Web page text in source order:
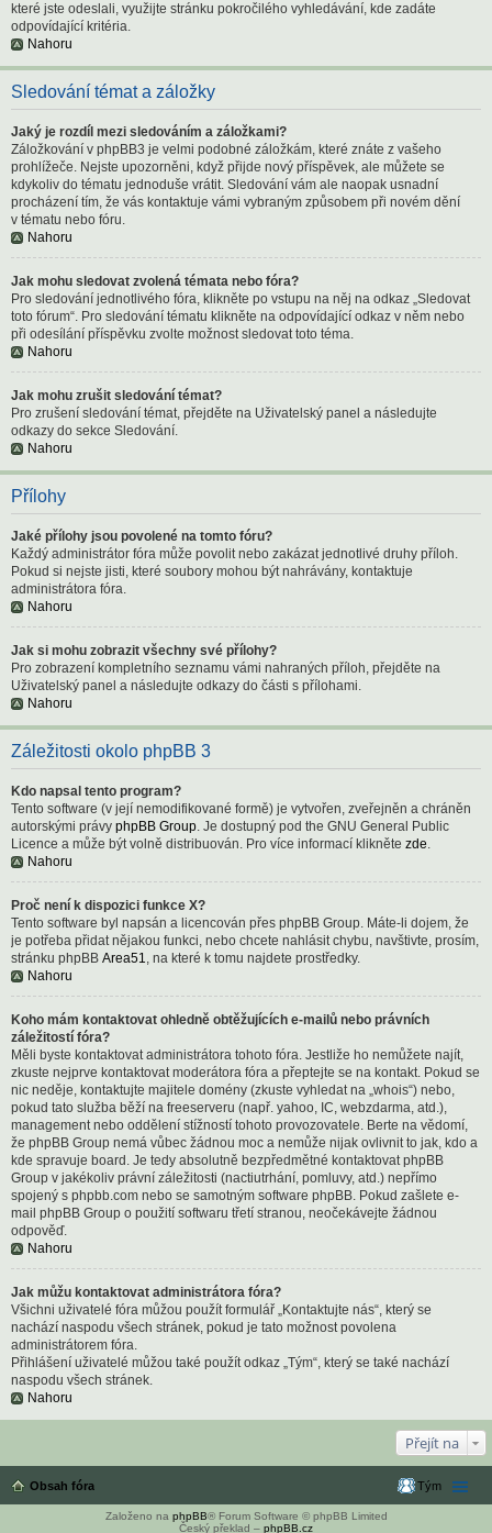
které jste odeslali, využijte stránku pokročilého vyhledávání, kde zadáte
odpovídající kritéria.
Nahoru
Sledování témat a záložky
Jaký je rozdíl mezi sledováním a záložkami?
Záložkování v phpBB3 je velmi podobné záložkám, které znáte z vašeho
prohlížeče. Nejste upozorněni, když přijde nový příspěvek, ale můžete se
kdykoliv do tématu jednoduše vrátit. Sledování vám ale naopak usnadní
procházení tím, že vás kontaktuje vámi vybraným způsobem při novém dění
v tématu nebo fóru.
Nahoru
Jak mohu sledovat zvolená témata nebo fóra?
Pro sledování jednotlivého fóra, klikněte po vstupu na něj na odkaz „Sledovat
toto fórum“. Pro sledování tématu klikněte na odpovídající odkaz v něm nebo
při odesílání příspěvku zvolte možnost sledovat toto téma.
Nahoru
Jak mohu zrušit sledování témat?
Pro zrušení sledování témat, přejděte na Uživatelský panel a následujte
odkazy do sekce Sledování.
Nahoru
Přílohy
Jaké přílohy jsou povolené na tomto fóru?
Každý administrátor fóra může povolit nebo zakázat jednotlivé druhy příloh.
Pokud si nejste jisti, které soubory mohou být nahrávány, kontaktuje
administrátora fóra.
Nahoru
Jak si mohu zobrazit všechny své přílohy?
Pro zobrazení kompletního seznamu vámi nahraných příloh, přejděte na
Uživatelský panel a následujte odkazy do části s přílohami.
Nahoru
Záležitosti okolo phpBB 3
Kdo napsal tento program?
Tento software (v její nemodifikované formě) je vytvořen, zveřejněn a chráněn
autorskými právy phpBB Group. Je dostupný pod the GNU General Public
Licence a může být volně distribuován. Pro více informací klikněte zde.
Nahoru
Proč není k dispozici funkce X?
Tento software byl napsán a licencován přes phpBB Group. Máte-li dojem, že
je potřeba přidat nějakou funkci, nebo chcete nahlásit chybu, navštivte, prosím,
stránku phpBB Area51, na které k tomu najdete prostředky.
Nahoru
Koho mám kontaktovat ohledně obtěžujících e-mailů nebo právních
záležitostí fóra?
Měli byste kontaktovat administrátora tohoto fóra. Jestliže ho nemůžete najít,
zkuste nejprve kontaktovat moderátora fóra a přeptejte se na kontakt. Pokud se
nic neděje, kontaktujte majitele domény (zkuste vyhledat na „whois“) nebo,
pokud tato služba běží na freeserveru (např. yahoo, IC, webzdarma, atd.),
management nebo oddělení stížností tohoto provozovatele. Berte na vědomí,
že phpBB Group nemá vůbec žádnou moc a nemůže nijak ovlivnit to jak, kdo a
kde spravuje board. Je tedy absolutně bezpředmětné kontaktovat phpBB
Group v jakékoliv právní záležitosti (nactiutrhání, pomluvy, atd.) nepřímo
spojený s phpbb.com nebo se samotným software phpBB. Pokud zašlete e-
mail phpBB Group o použití softwaru třetí stranou, neočekávejte žádnou
odpověď.
Nahoru
Jak můžu kontaktovat administrátora fóra?
Všichni uživatelé fóra můžou použít formulář „Kontaktujte nás“, který se
nachází naspodu všech stránek, pokud je tato možnost povolena
administrátorem fóra.
Přihlášení uživatelé můžou také použít odkaz „Tým“, který se také nachází
naspodu všech stránek.
Nahoru
Přejít na
Obsah fóra Tým
Založeno na phpBB® Forum Software © phpBB Limited
Český překlad – phpBB.cz